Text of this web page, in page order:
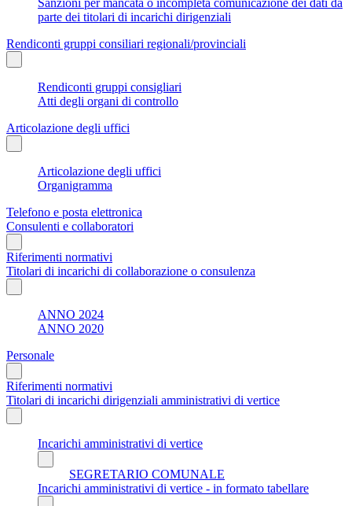
parte dei titolari di incarichi dirigenziali
Rendiconti gruppi consiliari regionali/provinciali
Rendiconti gruppi consigliari
Atti degli organi di controllo
Articolazione degli uffici
Articolazione degli uffici
Organigramma
Telefono e posta elettronica
Consulenti e collaboratori
Riferimenti normativi
Titolari di incarichi di collaborazione o consulenza
ANNO 2024
ANNO 2020
Personale
Riferimenti normativi
Titolari di incarichi dirigenziali amministrativi di vertice
Incarichi amministrativi di vertice
SEGRETARIO COMUNALE
Incarichi amministrativi di vertice - in formato tabellare